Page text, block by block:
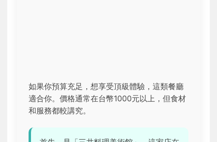
如果你預算充足，想享受頂級體驗，這類餐廳
適合你。價格通常在台幣1000元以上，但食材
和服務都較講究。